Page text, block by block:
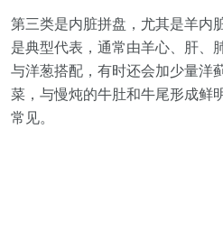
第三类是内脏拼盘，尤其是羊内
是典型代表，通常由羊心、肝、
与洋葱搭配，有时还会加少量洋
菜，与慢炖的牛肚和牛尾形成鲜
常见。